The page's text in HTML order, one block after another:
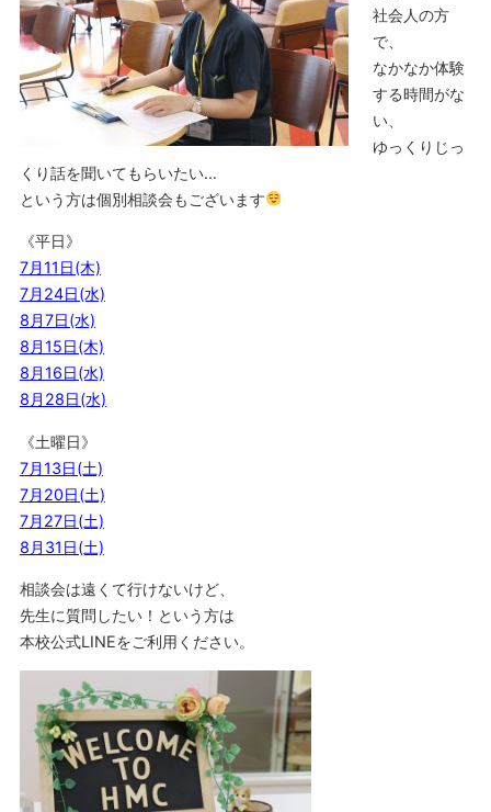
社会人の方
で、
なかなか体験
する時間がな
い、
ゆっくりじっ
くり話を聞いてもらいたい…
という方は個別相談会もございます
《平日》
7月11日(木)
7月24日(水)
8月7日(水)
8月15日(木)
8月16日(水)
8月28日(水)
《土曜日》
7月13日(土)
7月20日(土)
7月27日(土)
8月31日(土)
相談会は遠くて行けないけど、
先生に質問したい！という方は
本校公式LINEをご利用ください。